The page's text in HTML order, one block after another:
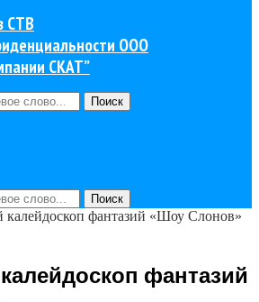
СТВ
ООО
СКАТ”
Поиск
Поиск
калейдоскоп фантазий «Шоу Слонов»
фантазий